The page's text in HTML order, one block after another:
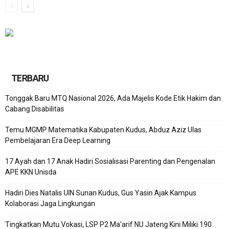
TERBARU
Tonggak Baru MTQ Nasional 2026, Ada Majelis Kode Etik Hakim dan
Cabang Disabilitas
Temu MGMP Matematika Kabupaten Kudus, Abduz Aziz Ulas
Pembelajaran Era Deep Learning
17 Ayah dan 17 Anak Hadiri Sosialisasi Parenting dan Pengenalan
APE KKN Unisda
Hadiri Dies Natalis UIN Sunan Kudus, Gus Yasin Ajak Kampus
Kolaborasi Jaga Lingkungan
Tingkatkan Mutu Vokasi, LSP P2 Ma’arif NU Jateng Kini Miliki 190